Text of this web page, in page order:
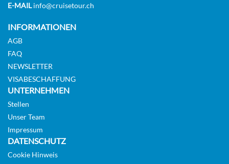
AUSWÄHLEN
E-MAILinfo@cruisetour.ch
INFORMATIONEN
AGB
FAQ
NEWSLETTER
VISABESCHAFFUNG
UNTERNEHMEN
Stellen
Unser Team
Impressum
DATENSCHUTZ
Cookie Hinweis